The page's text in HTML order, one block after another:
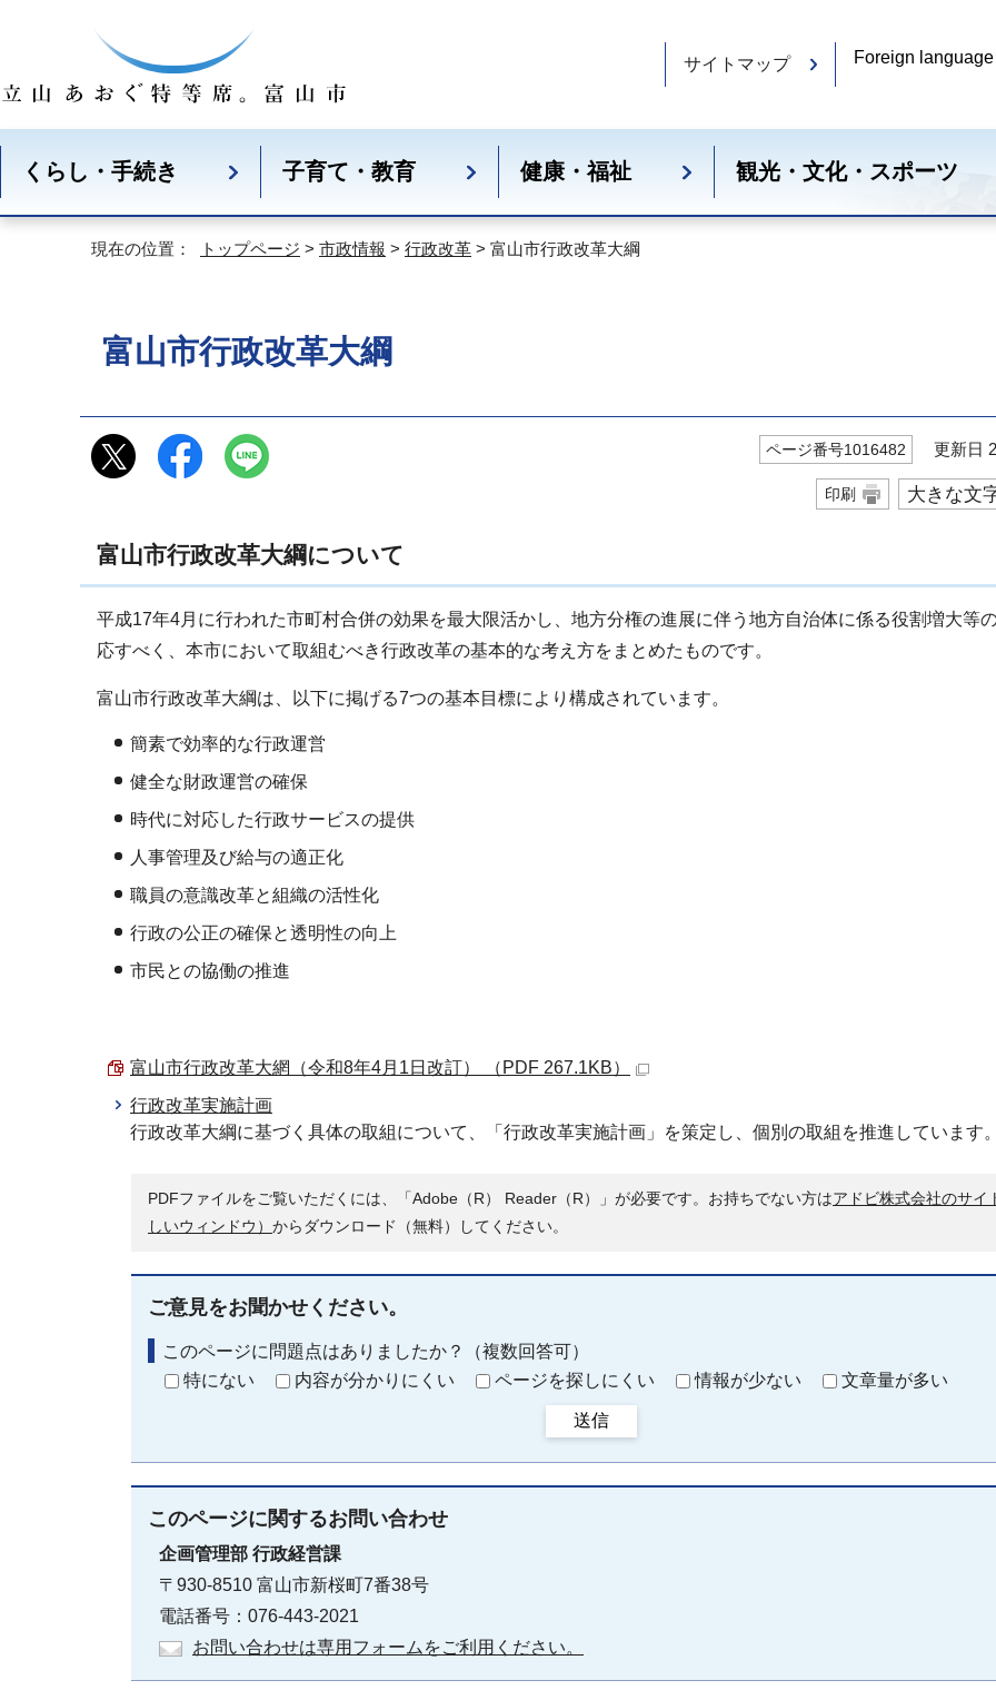
サイトマップ Foreign language
くらし・手続き 子育て・教育 健康・福祉 観光・文化・スポーツ
現在の位置： トップページ > 市政情報 > 行政改革 > 富山市行政改革大綱
富山市行政改革大綱
ページ番号1016482 更新日
印刷 大きな文
富山市行政改革大綱について
平成17年4月に行われた市町村合併の効果を最大限活かし、地方分権の進展に伴う地方自治体に係る役割増大等
応すべく、本市において取組むべき行政改革の基本的な考え方をまとめたものです。
富山市行政改革大綱は、以下に掲げる7つの基本目標により構成されています。
簡素で効率的な行政運営
健全な財政運営の確保
時代に対応した行政サービスの提供
人事管理及び給与の適正化
職員の意識改革と組織の活性化
行政の公正の確保と透明性の向上
市民との協働の推進
富山市行政改革大網（令和8年4月1日改訂） （PDF 267.1KB）
行政改革実施計画
行政改革大綱に基づく具体の取組について、「行政改革実施計画」を策定し、個別の取組を推進しています。
PDFファイルをご覧いただくには、「Adobe（R） Reader（R）」が必要です。お持ちでない方はアドビ株式会社のサイ
しいウィンドウ） からダウンロード（無料）してください。
ご意見をお聞かせください。
このページに問題点はありましたか？（複数回答可）
特にない
内容が分かりにくい ページを探しにくい 情報が少ない 文章量が多い
送信
このページに関するお問い合わせ
企画管理部 行政経営課
〒930-8510 富山市新桜町7番38号
電話番号：076-443-2021
お問い合わせは専用フォームをご利用ください。